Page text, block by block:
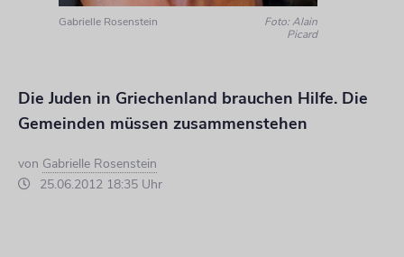
Gabrielle Rosenstein
Foto: Alain
Picard
Die Juden in Griechenland brauchen Hilfe. Die
Gemeinden müssen zusammenstehen
von Gabrielle Rosenstein
25.06.2012 18:35 Uhr